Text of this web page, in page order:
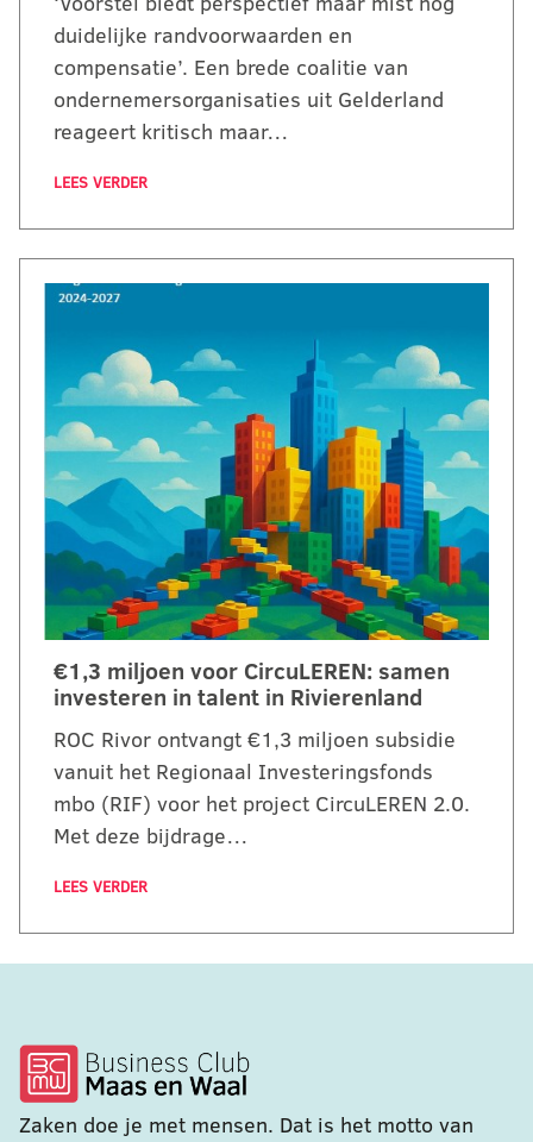
duidelijke randvoorwaarden en
compensatie’. Een brede coalitie van
ondernemersorganisaties uit Gelderland
reageert kritisch maar…
LEES VERDER
€1,3 miljoen voor CircuLEREN: samen
investeren in talent in Rivierenland
ROC Rivor ontvangt €1,3 miljoen subsidie
vanuit het Regionaal Investeringsfonds
mbo (RIF) voor het project CircuLEREN 2.0.
Met deze bijdrage…
LEES VERDER
Zaken doe je met mensen. Dat is het motto van